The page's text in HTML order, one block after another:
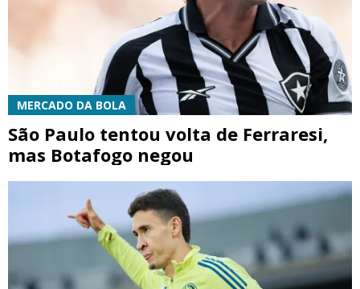
MERCADO DA BOLA
São Paulo tentou volta de Ferraresi,
mas Botafogo negou